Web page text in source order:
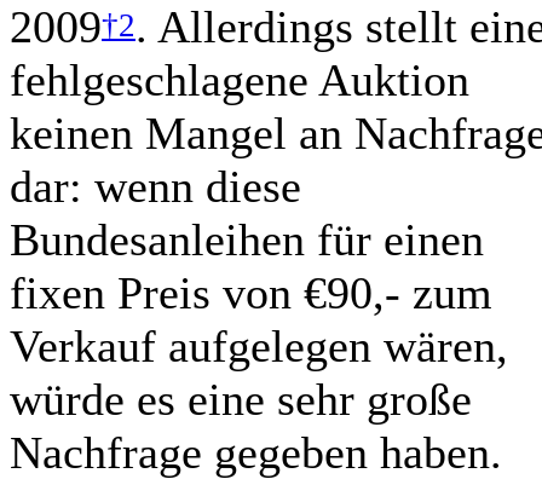
2009†2. Allerdings stellt
fehlgeschlagene Auktion
keinen Mangel an
dar: wenn diese
Bundesanleihen für einen
fixen Preis von €90,- zum
Verkauf aufgelegen wären,
würde es eine sehr große
Nachfrage gegeben haben.